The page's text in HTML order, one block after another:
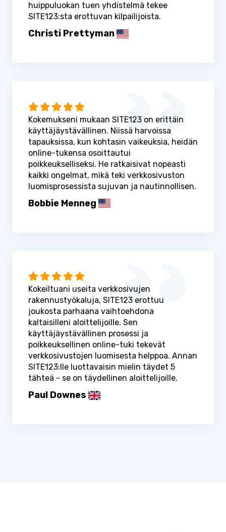
huippuluokan tuen yhdistelmä tekee
SITE123:sta erottuvan kilpailijoista.
Christi Prettyman
Kokemukseni mukaan SITE123 on erittäin
käyttäjäystävällinen. Niissä harvoissa
tapauksissa, kun kohtasin vaikeuksia, heidän
online-tukensa osoittautui
poikkeukselliseksi. He ratkaisivat nopeasti
kaikki ongelmat, mikä teki verkkosivuston
luomisprosessista sujuvan ja nautinnollisen.
Bobbie Menneg
Kokeiltuani useita verkkosivujen
rakennustyökaluja, SITE123 erottuu
joukosta parhaana vaihtoehdona
kaltaisilleni aloittelijoille. Sen
käyttäjäystävällinen prosessi ja
poikkeuksellinen online-tuki tekevät
verkkosivustojen luomisesta helppoa. Annan
SITE123:lle luottavaisin mielin täydet 5
tähteä - se on täydellinen aloittelijoille.
Paul Downes